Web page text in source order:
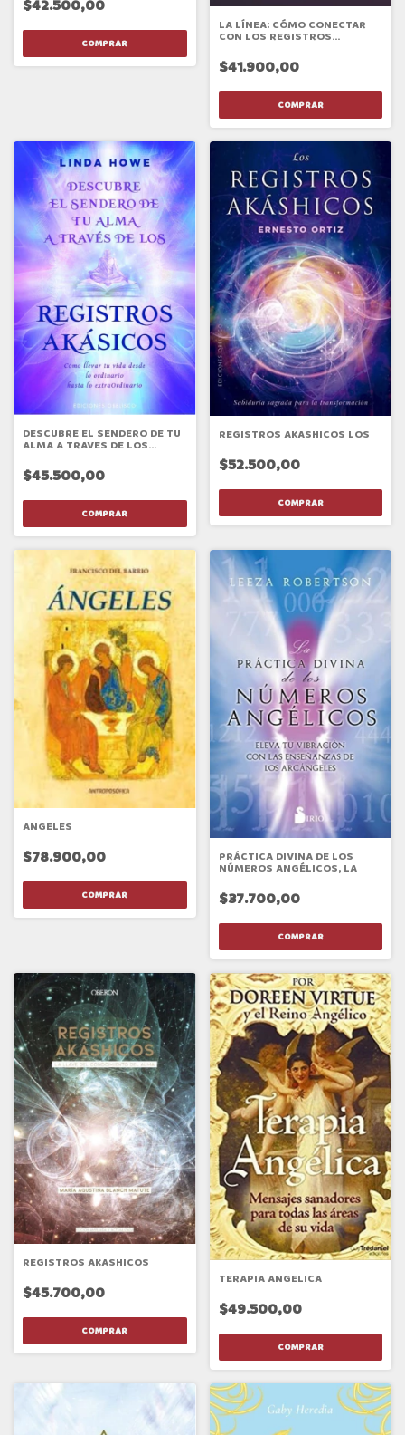
$42.500,00
LA LÍNEA: CÓMO CONECTAR
CON LOS REGISTROS
$41.900,00
DESCUBRE EL SENDERO DE TU
ALMA A TRAVES DE LOS
$45.500,00
REGISTROS AKASHICOS LOS
$52.500,00
ANGELES
$78.900,00 PRÁCTICA DIVINA DE LOS
NÚMEROS ANGÉLICOS, LA
$37.700,00
REGISTROS AKASHICOS
$45.700,00
TERAPIA ANGELICA
$49.500,00